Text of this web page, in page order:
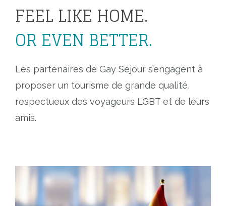
FEEL LIKE HOME.
OR EVEN BETTER.
Les partenaires de Gay Sejour s’engagent à
proposer un tourisme de grande qualité,
respectueux des voyageurs LGBT et de leurs
amis.